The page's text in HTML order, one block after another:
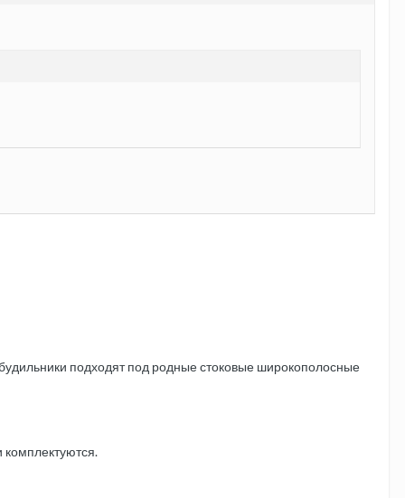
подходят под родные стоковые широкополосные